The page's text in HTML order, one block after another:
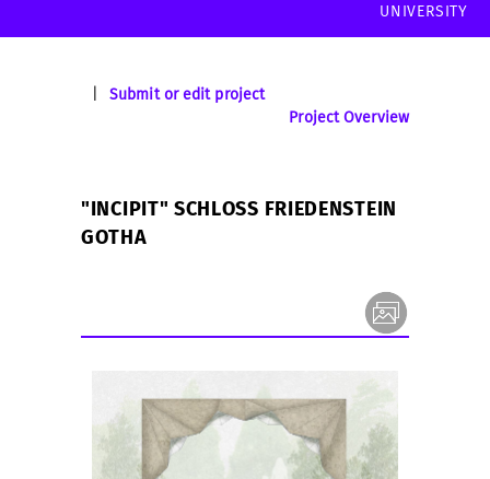
UNIVERSITY
Submit or edit project
Project Overview
"INCIPIT" SCHLOSS FRIEDENSTEIN
GOTHA